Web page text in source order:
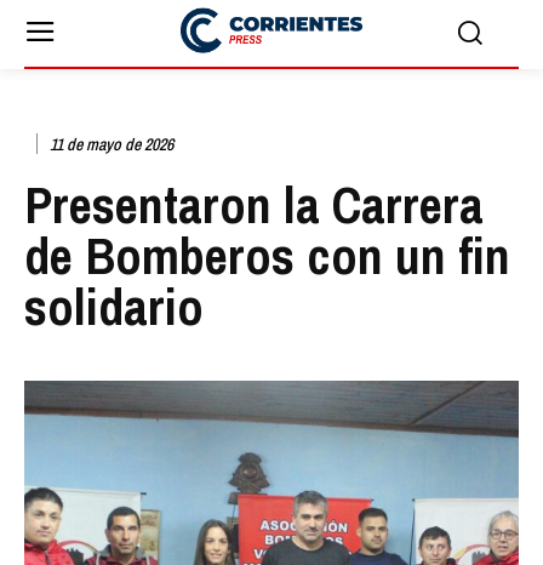
11 de mayo de 2026
Presentaron la Carrera
de Bomberos con un fin
solidario